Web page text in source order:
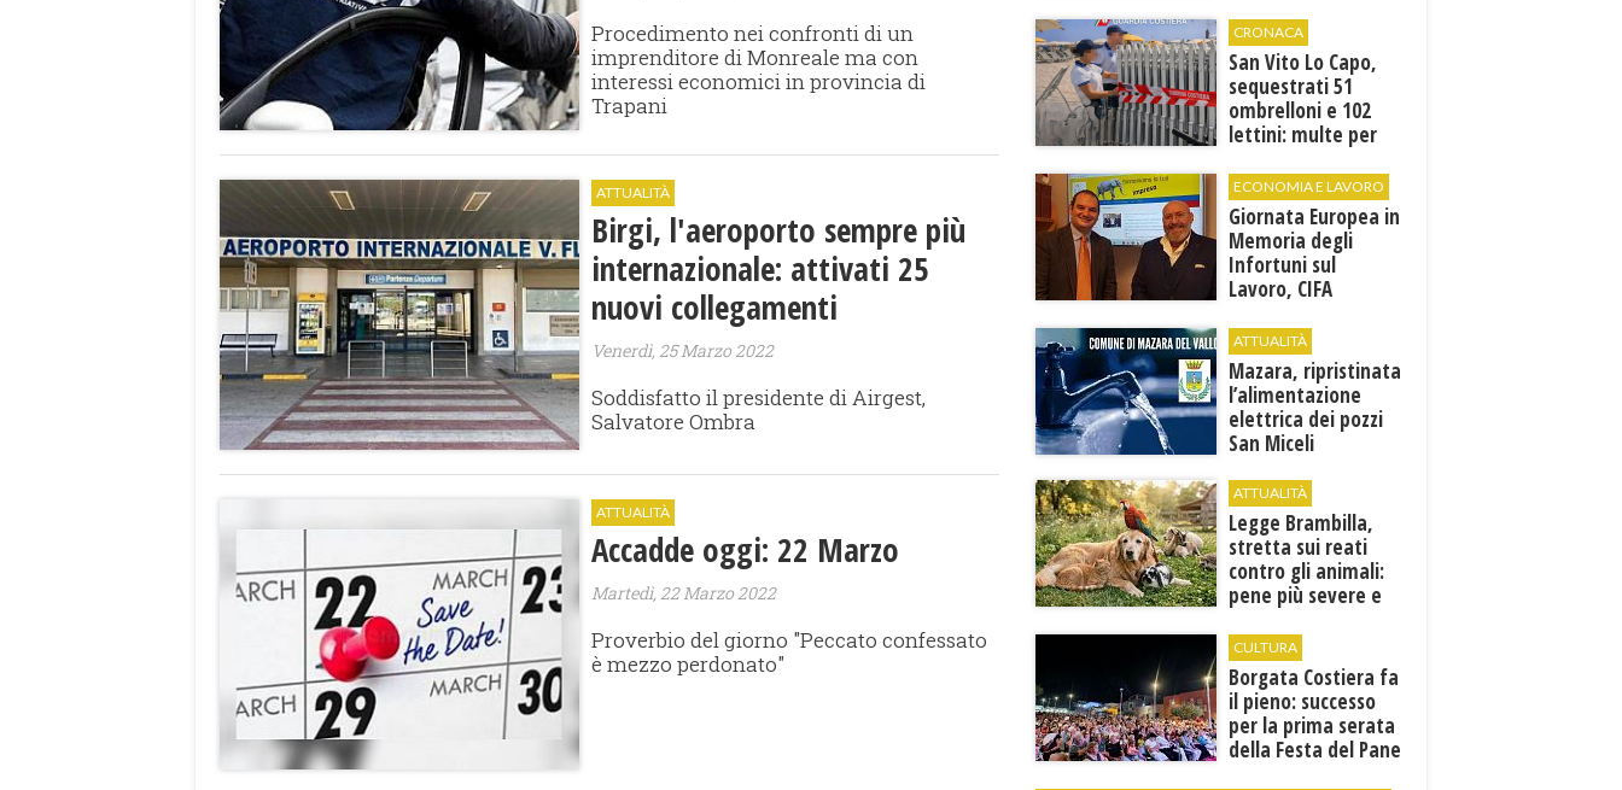
Procedimento nei confronti di un
imprenditore di Monreale ma con
interessi economici in provincia di
Trapani
ATTUALITÀ
Birgi, l'aeroporto sempre più
internazionale: attivati 25
nuovi collegamenti
Venerdì, 25 Marzo 2022
Soddisfatto il presidente di Airgest,
Salvatore Ombra
ATTUALITÀ
Accadde oggi: 22 Marzo
Martedì, 22 Marzo 2022
Proverbio del giorno "Peccato confessato
è mezzo perdonato"
Marcinelle parla al
presente”
CRONACA
San Vito Lo Capo,
sequestrati 51
ombrelloni e 102
lettini: multe per
ECONOMIA E LAVORO
Giornata Europea in
Memoria degli
Infortuni sul
Lavoro, CIFA
memoria deve
tradursi in
prevenzione”
ATTUALITÀ
Mazara, ripristinata
l’alimentazione
elettrica dei pozzi
San Miceli
ATTUALITÀ
Legge Brambilla,
stretta sui reati
contro gli animali:
pene più severe e
CULTURA
​Borgata Costiera fa
il pieno: successo
per la prima serata
della Festa del Pane